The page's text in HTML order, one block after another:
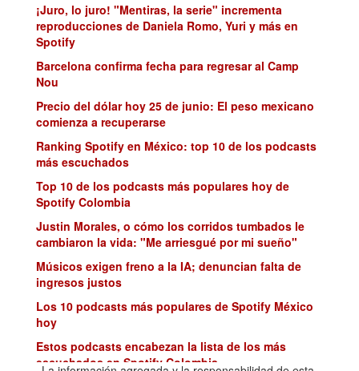
¡Juro, lo juro! "Mentiras, la serie" incrementa
reproducciones de Daniela Romo, Yuri y más en
Spotify
Barcelona confirma fecha para regresar al Camp
Nou
Precio del dólar hoy 25 de junio: El peso mexicano
comienza a recuperarse
Ranking Spotify en México: top 10 de los podcasts
más escuchados
Top 10 de los podcasts más populares hoy de
Spotify Colombia
Justin Morales, o cómo los corridos tumbados le
cambiaron la vida: "Me arriesgué por mi sueño"
Músicos exigen freno a la IA; denuncian falta de
ingresos justos
Los 10 podcasts más populares de Spotify México
hoy
Estos podcasts encabezan la lista de los más
escuchados en Spotify Colombia